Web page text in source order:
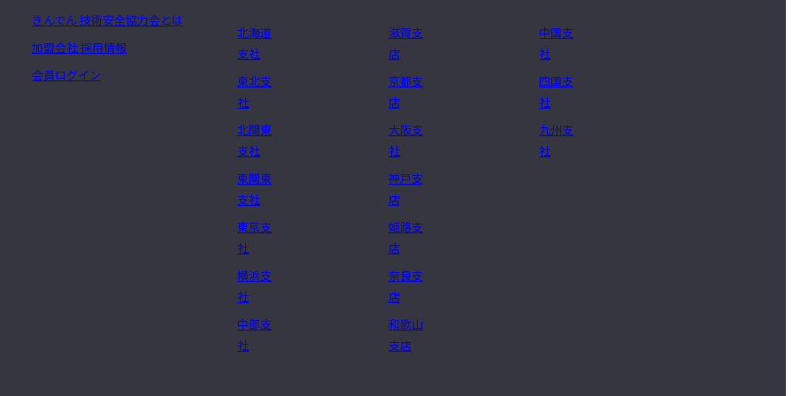
きんでん 技術安全協力会とは
加盟会社 採用情報
会員ログイン
北海道
支社
東北支
社
北関東
支社
東関東
支社
東京支
社
横浜支
社
中部支
社
滋賀支
店
京都支
店
大阪支
社
神戸支
店
姫路支
店
奈良支
店
和歌山
支店
中国支
社
四国支
社
九州支
社